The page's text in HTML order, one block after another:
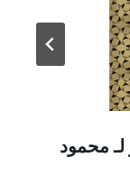
لـ محمود